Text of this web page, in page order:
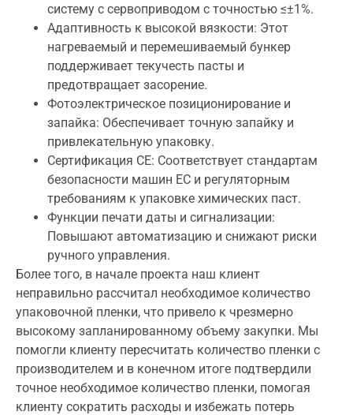
систему с сервоприводом с точностью ≤±1%.
Адаптивность к высокой вязкости: Этот
нагреваемый и перемешиваемый бункер
поддерживает текучесть пасты и
предотвращает засорение.
Фотоэлектрическое позиционирование и
запайка: Обеспечивает точную запайку и
привлекательную упаковку.
Сертификация CE: Соответствует стандартам
безопасности машин ЕС и регуляторным
требованиям к упаковке химических паст.
Функции печати даты и сигнализации:
Повышают автоматизацию и снижают риски
ручного управления.
Более того, в начале проекта наш клиент
неправильно рассчитал необходимое количество
упаковочной пленки, что привело к чрезмерно
высокому запланированному объему закупки. Мы
помогли клиенту пересчитать количество пленки с
производителем и в конечном итоге подтвердили
точное необходимое количество пленки, помогая
клиенту сократить расходы и избежать потерь